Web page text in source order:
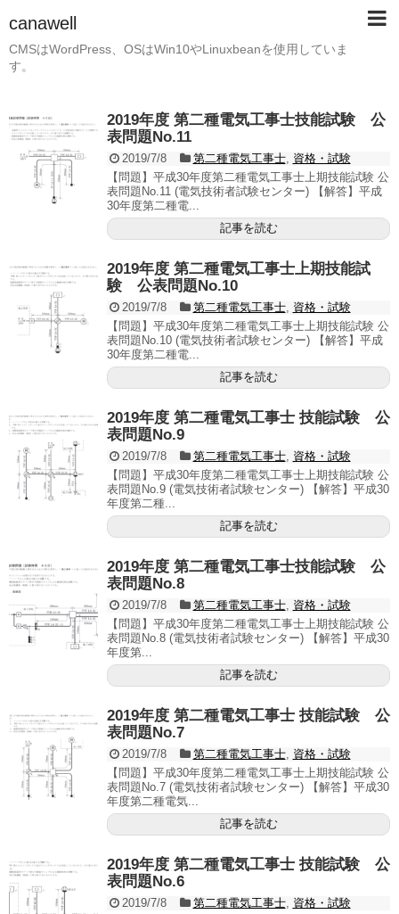
canawell
CMSはWordPress、OSはWin10やLinuxbeanを使用していま
す。
2019年度 第二種電気工事士技能試験 公
表問題No.11
2019/7/8 第二種電気工事士, 資格・試験
【問題】平成30年度第二種電気工事士上期技能試験 公
表問題No.11 (電気技術者試験センター) 【解答】平成
30年度第二種電...
記事を読む
2019年度 第二種電気工事士上期技能試
験 公表問題No.10
2019/7/8 第二種電気工事士, 資格・試験
【問題】平成30年度第二種電気工事士上期技能試験 公
表問題No.10 (電気技術者試験センター) 【解答】平成
30年度第二種電...
記事を読む
2019年度 第二種電気工事士 技能試験 公
表問題No.9
2019/7/8 第二種電気工事士, 資格・試験
【問題】平成30年度第二種電気工事士上期技能試験 公
表問題No.9 (電気技術者試験センター) 【解答】平成30
年度第二種...
記事を読む
2019年度 第二種電気工事士技能試験 公
表問題No.8
2019/7/8 第二種電気工事士, 資格・試験
【問題】平成30年度第二種電気工事士上期技能試験 公
表問題No.8 (電気技術者試験センター) 【解答】平成30
年度第...
記事を読む
2019年度 第二種電気工事士 技能試験 公
表問題No.7
2019/7/8 第二種電気工事士, 資格・試験
【問題】平成30年度第二種電気工事士上期技能試験 公
表問題No.7 (電気技術者試験センター) 【解答】平成30
年度第二種電気...
記事を読む
2019年度 第二種電気工事士 技能試験 公
表問題No.6
2019/7/8 第二種電気工事士, 資格・試験